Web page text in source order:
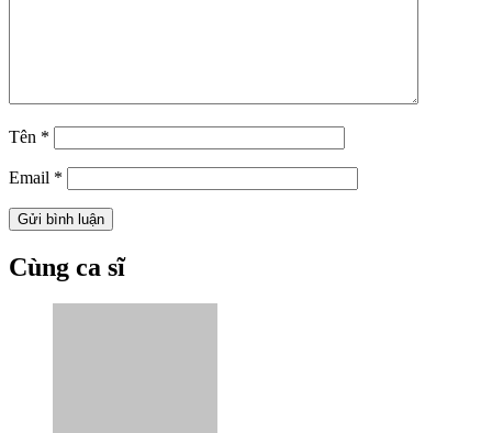
Tên *
Email *
Cùng ca sĩ